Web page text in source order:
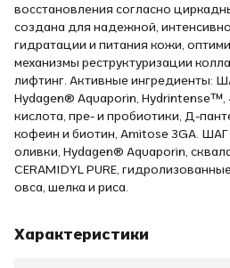
восстановления согласно
создана для надежной,
гидратации и питания кожи,
механизмы реструктуризации
лифтинг. Активные ингредиенты:
Hydagen® Aquaporin, Hydrintense™,
кислота, пре- и пробиотики, Д-
кофеин и биотин, Amitose 3GA.
оливки, Hydagen® Aquaporin,
CERAMIDYL PURE,
овса, шелка и риса.
Характеристики